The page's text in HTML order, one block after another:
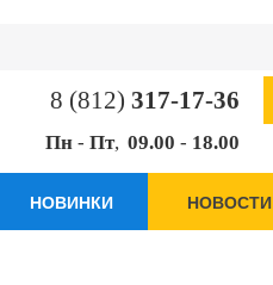
8 (812) 317-17-36
Пн - Пт, 09.00 - 18.00
НОВИНКИ НОВОСТИ